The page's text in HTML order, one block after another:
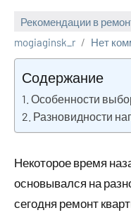
Рекомендации в
mogiaginsk_r
Нет
Содержание
Особенности
Разновидности
Некоторое время
основывался на
сегодня ремонт